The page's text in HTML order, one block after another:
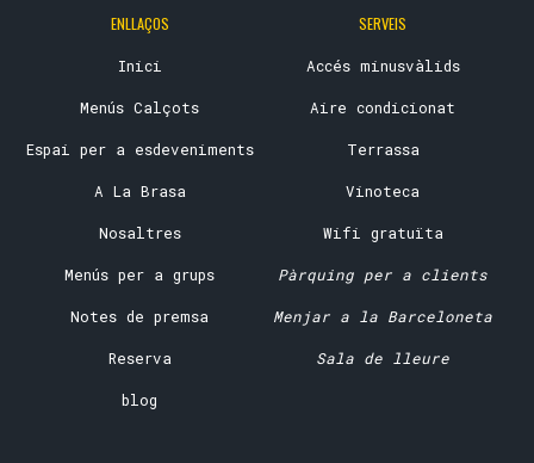
ENLLAÇOS
Inici
Menús Calçots
Espai per a esdeveniments
A La Brasa
Nosaltres
Menús per a grups
Notes de premsa
Reserva
blog
SERVEIS
Accés minusvàlids
Aire condicionat
Terrassa
Vinoteca
Wifi gratuïta
Pàrquing per a clients
Menjar a la Barceloneta
Sala de lleure